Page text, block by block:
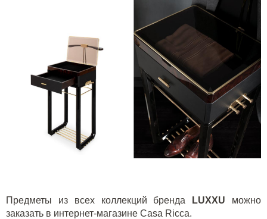
Предметы из всех коллекций бренда LUXXU
можно
заказать в интернет-магазине Casa Ricca.